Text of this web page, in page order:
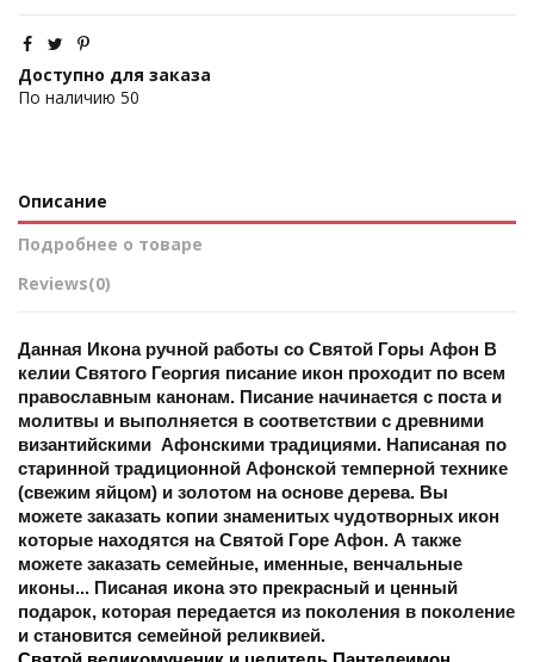
Доступно для заказа
По наличию 50
Описание
Подробнее о товаре
Reviews(0)
Данная Икона ручной работы со Святой Горы Афон В
келии Святого Георгия писание икон проходит по всем
православным канонам. Писание начинается с поста и
молитвы и выполняется в соответствии с древними
византийскими  Афонскими традициями. Написаная по
старинной традиционной Афонской темперной технике
(свежим яйцом) и золотом на основе дерева. Вы
можете заказать копии знаменитых чудотворных икон
которые находятся на Святой Горе Афон. А также
можете заказать семейные, именные, венчальные
иконы... Писаная икона это прекрасный и ценный
подарок, которая передается из поколения в поколение
и становится семейной реликвией.